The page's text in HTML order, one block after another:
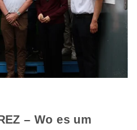
– Wo es um